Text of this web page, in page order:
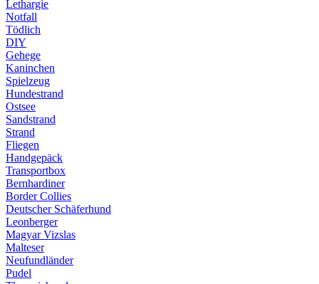
Lethargie
Notfall
Tödlich
DIY
Gehege
Kaninchen
Spielzeug
Hundestrand
Ostsee
Sandstrand
Strand
Fliegen
Handgepäck
Transportbox
Bernhardiner
Border Collies
Deutscher Schäferhund
Leonberger
Magyar Vizslas
Malteser
Neufundländer
Pudel